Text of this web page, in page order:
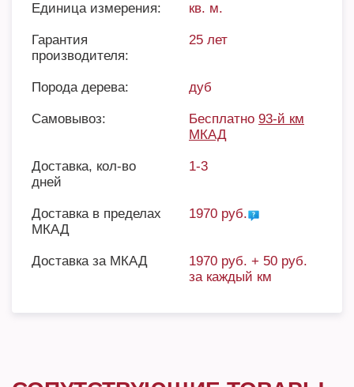
Единица измерения: кв. м.
Гарантия
производителя:
25 лет
Порода дерева: дуб
Самовывоз: Бесплатно 93-й км
МКАД
Доставка, кол-во
дней
1-3
Доставка в пределах
МКАД
1970 руб.
Доставка за МКАД
1970 руб. + 50 руб.
за каждый км